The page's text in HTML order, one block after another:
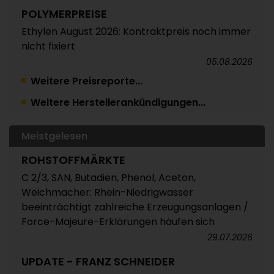
POLYMERPREISE
Ethylen August 2026: Kontraktpreis noch immer
nicht fixiert
05.08.2026
TRINSEO
Deutliche Preiserhöhungen für Polystyrol, ABS
POLYMERPREISE
Vorprodukte Juli/August 2026
POLYMERPREISE
Styrolkunststoffe Juli 2026: Absturz der SM-
Atempause wohl aber nur von kurzer Dauer
Weitere Preisreporte...
Weitere Herstellerankündigungen...
Meistgelesen
ROHSTOFFMÄRKTE
C 2/3, SAN, Butadien, Phenol, Aceton,
Weichmacher: Rhein-Niedrigwasser
beeinträchtigt zahlreiche Erzeugungsanlagen /
Force-Majeure-Erklärungen häufen sich
29.07.2026
UPDATE - FRANZ SCHNEIDER